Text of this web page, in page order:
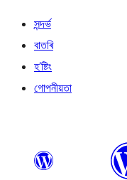
সন্দৰ্ভ
বাতৰি
হ’ষ্টিং
গোপনীয়তা